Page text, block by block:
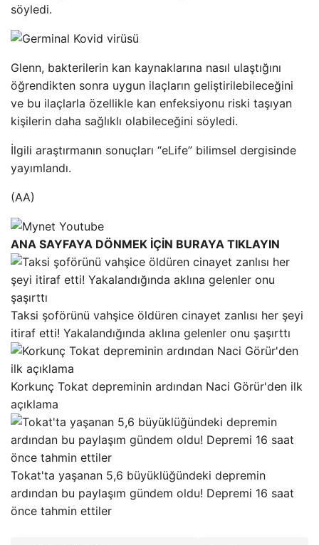
söyledi.
Glenn, bakterilerin kan kaynaklarına nasıl ulaştığını
öğrendikten sonra uygun ilaçların geliştirilebileceğini
ve bu ilaçlarla özellikle kan enfeksiyonu riski taşıyan
kişilerin daha sağlıklı olabileceğini söyledi.
İlgili araştırmanın sonuçları “eLife” bilimsel dergisinde
yayımlandı.
(AA)
ANA SAYFAYA DÖNMEK İÇİN BURAYA TIKLAYIN
Taksi şoförünü vahşice öldüren cinayet zanlısı her şeyi
itiraf etti! Yakalandığında aklına gelenler onu şaşırttı
Korkunç Tokat depreminin ardından Naci Görür'den ilk
açıklama
Tokat'ta yaşanan 5,6 büyüklüğündeki depremin
ardından bu paylaşım gündem oldu! Depremi 16 saat
önce tahmin ettiler